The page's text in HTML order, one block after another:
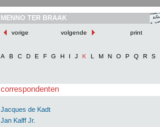
MENNO TER BRAAK
vorige volgende print
A B C D E F G H I J K L M N O P Q R S
correspondenten
Jacques de Kadt
Jan Kalff Jr.